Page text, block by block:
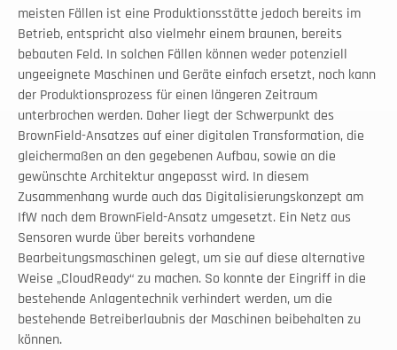
meisten Fällen ist eine Produktionsstätte jedoch bereits im
Betrieb, entspricht also vielmehr einem braunen, bereits
bebauten Feld. In solchen Fällen können weder potenziell
ungeeignete Maschinen und Geräte einfach ersetzt, noch kann
der Produktionsprozess für einen längeren Zeitraum
unterbrochen werden. Daher liegt der Schwerpunkt des
BrownField-Ansatzes auf einer digitalen Transformation, die
gleichermaßen an den gegebenen Aufbau, sowie an die
gewünschte Architektur angepasst wird. In diesem
Zusammenhang wurde auch das Digitalisierungskonzept am
IfW nach dem BrownField-Ansatz umgesetzt. Ein Netz aus
Sensoren wurde über bereits vorhandene
Bearbeitungsmaschinen gelegt, um sie auf diese alternative
Weise „CloudReady“ zu machen. So konnte der Eingriff in die
bestehende Anlagentechnik verhindert werden, um die
bestehende Betreiberlaubnis der Maschinen beibehalten zu
können.